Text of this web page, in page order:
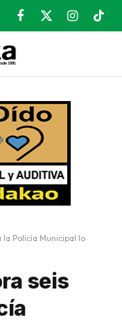
Facebook
X
Instagram
Policía Municipal lo
seis